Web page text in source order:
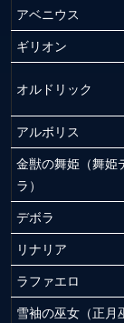
アベニウス
ギリオン
オルドリック
アルボリス
金獣の舞姫（舞姫
ラ）
デボラ
リナリア
ラファエロ
雪袖の巫女（正月